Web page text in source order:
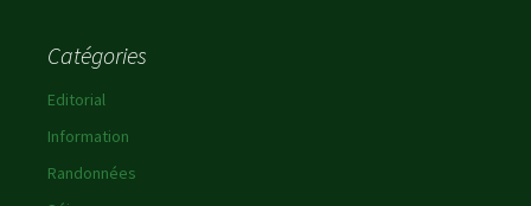
Catégories
Editorial
Information
Randonnées